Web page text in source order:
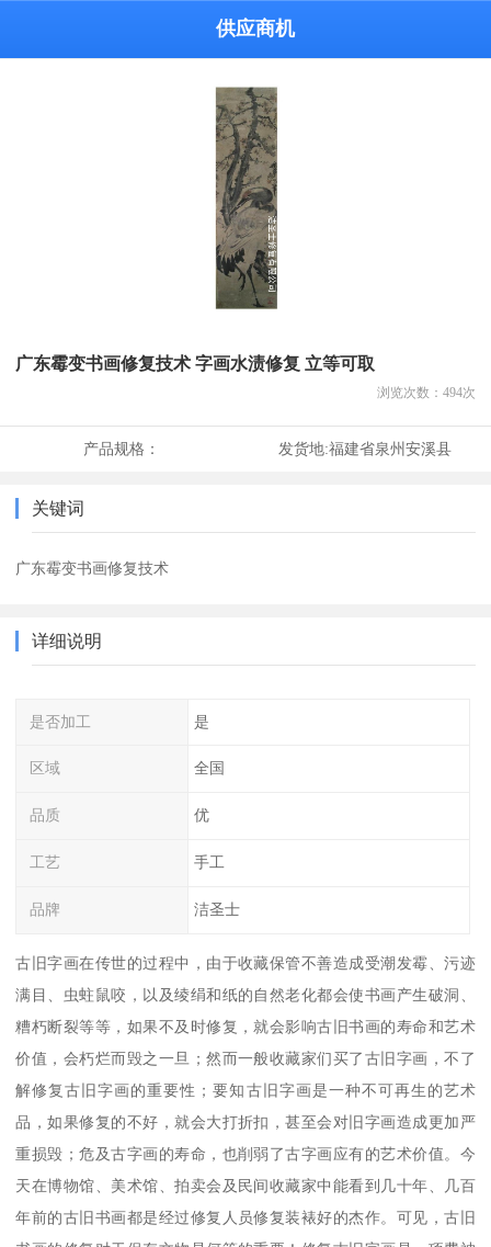
供应商机
广东霉变书画修复技术 字画水渍修复 立等可取
浏览次数： 494次
产品规格： 发货地:福建省泉州安溪县
关键词
广东霉变书画修复技术
详细说明
是否加工 是
区域 全国
品质 优
工艺 手工
品牌 洁圣士
古旧字画在传世的过程中，由于收藏保管不善造成受潮发霉、污迹
满目、虫蛀鼠咬，以及绫绢和纸的自然老化都会使书画产生破洞、
糟朽断裂等等，如果不及时修复，就会影响古旧书画的寿命和艺术
价值，会朽烂而毁之一旦；然而一般收藏家们买了古旧字画，不了
解修复古旧字画的重要性；要知古旧字画是一种不可再生的艺术
品，如果修复的不好，就会大打折扣，甚至会对旧字画造成更加严
重损毁；危及古字画的寿命，也削弱了古字画应有的艺术价值。今
天在博物馆、美术馆、拍卖会及民间收藏家中能看到几十年、几百
年前的古旧书画都是经过修复人员修复装裱好的杰作。可见，古旧